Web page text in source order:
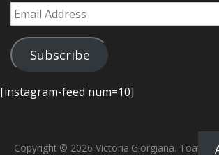
Email
Address
Subscribe
[instagram-feed num=10]
Copyright © 2026 Victoria Giorgiana. Toate